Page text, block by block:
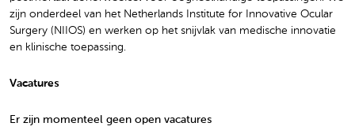
zijn onderdeel van het Netherlands Institute for Innovative Ocular
Surgery (NIIOS) en werken op het snijvlak van medische innovatie
en klinische toepassing.
Vacatures
Er zijn momenteel geen open vacatures